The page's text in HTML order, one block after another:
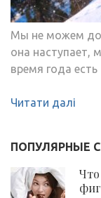
Мы не можем
она наступает,
время года
Читати далі
ПОПУЛЯРНЫЕ